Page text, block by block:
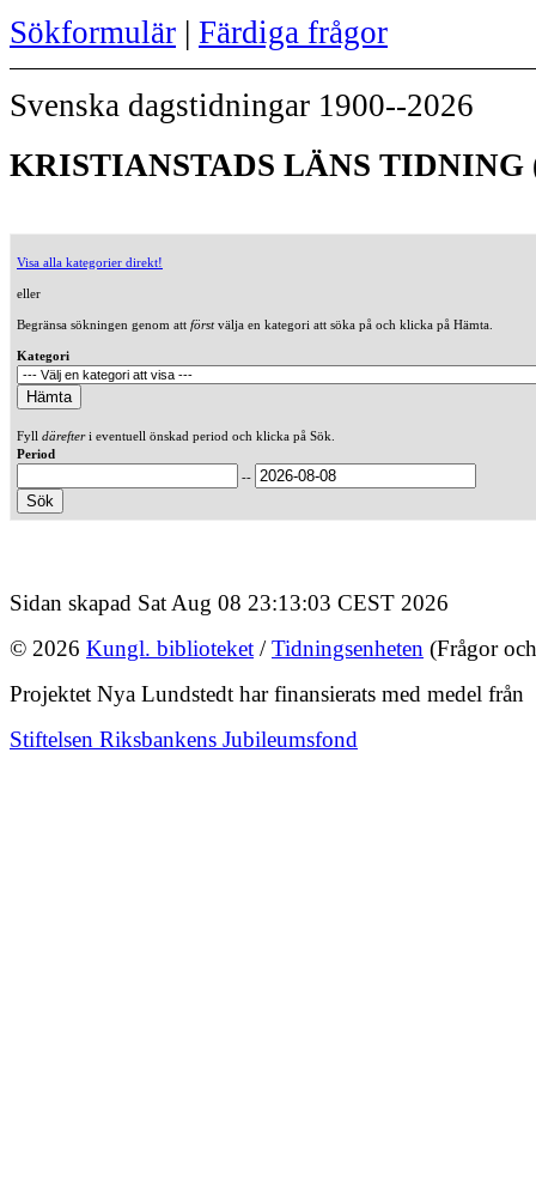
Sökformulär | Färdiga frågor
Svenska dagstidningar 1900--2026
KRISTIANSTADS LÄNS TIDNING
Visa alla kategorier direkt!
eller
Begränsa sökningen genom att förstvälja en kategori att söka på och klicka på Hämta.
Kategori
Fyll därefteri eventuell önskad period och klicka på Sök.
Period
--
Sidan skapad Sat Aug 08 23:13:03 CEST 2026
© 2026 Kungl. biblioteket /Tidningsenheten (Frågor
Projektet Nya Lundstedt har finansierats med medel från
Stiftelsen Riksbankens Jubileumsfond